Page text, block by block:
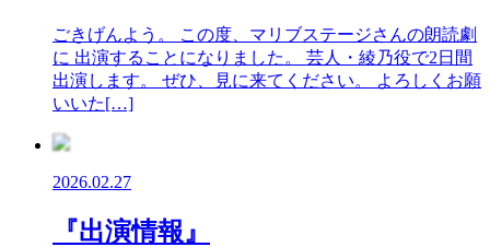
ごきげんよう。 この度、マリブステージさんの朗読劇
に 出演することになりました。 芸人・綾乃役で2日間
出演します。 ぜひ、見に来てください。 よろしくお願
いいた[…]
2026.02.27
『出演情報』